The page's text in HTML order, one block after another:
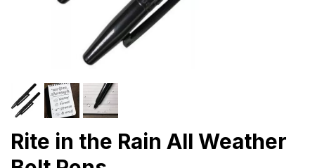
Rite in the Rain All Weather